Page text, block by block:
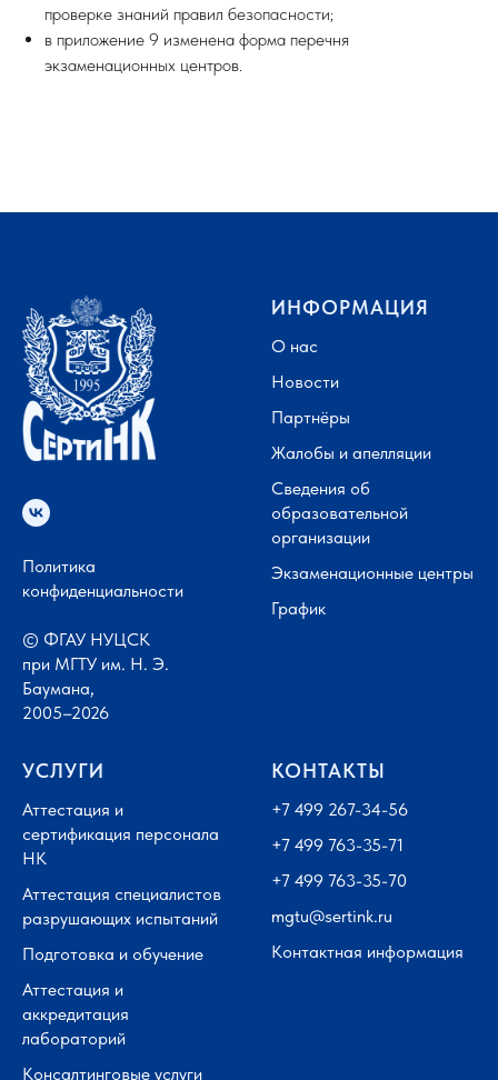
проверке знаний правил безопасности;
в приложение 9 изменена форма перечня
экзаменационных центров.
Политика
конфиденциальности
© ФГАУ НУЦСК
при МГТУ им. Н. Э.
Баумана,
2005–2026
ИНФОРМАЦИЯ
О нас
Новости
Партнёры
Жалобы и апелляции
Сведения об
образовательной
организации
Экзаменационные центры
График
УСЛУГИ
Аттестация и
сертификация персонала
НК
Аттестация специалистов
разрушающих испытаний
Подготовка и обучение
Аттестация и
аккредитация
лабораторий
Консалтинговые услуги
КОНТАКТЫ
+7 499 267-34-56
+7 499 763-35-71
+7 499 763-35-70
mgtu@sertink.ru
Контактная информация